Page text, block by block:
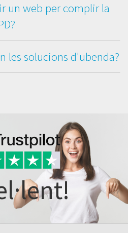
un web per complir la
les solucions d'ubenda?